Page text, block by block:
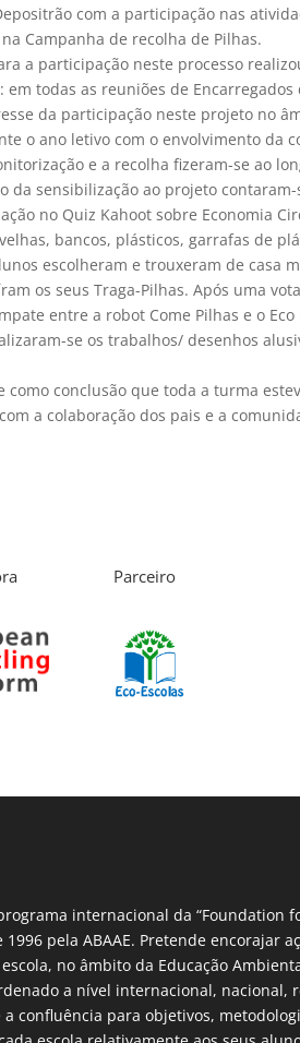
com a participação nas
Campanha de recolha de Pilhas.
a participação neste processo
todas as reuniões de Encarregados
da participação neste projeto no
o ano letivo com o envolvimento da
e a recolha fizeram-se ao
da sensibilização ao projeto
no Quiz Kahoot sobre Economia
bancos, plásticos, garrafas de
escolheram e trouxeram de casa
os seus Traga-Pilhas. Após uma
entre a robot Come Pilhas e o Eco
se os trabalhos/ desenhos
como conclusão que toda a turma
a colaboração dos pais e a
Parceiro
internacional da “Foundation
1996 pelaABAAE. Pretende encorajar
no âmbito da Educação
a nível internacional, nacional,
confluência para objetivos,